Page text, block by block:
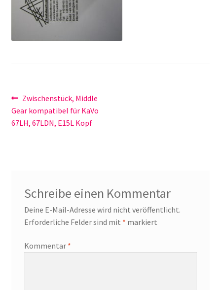
Stellenangebote
Beitragsnavigation
Vorheriger
Beitrag:
Zwischenstück, Middle
Gear kompatibel für KaVo
67LH, 67LDN, E15L Kopf
Schreibe einen Kommentar
Deine E-Mail-Adresse wird nicht veröffentlicht.
Erforderliche Felder sind mit * markiert
Kommentar *